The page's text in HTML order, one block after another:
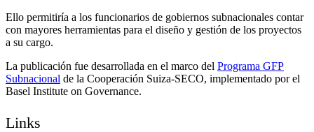
Ello permitiría a los funcionarios de gobiernos subnacionales contar
con mayores herramientas para el diseño y gestión de los proyectos
a su cargo.
La publicación fue desarrollada en el marco del Programa GFP
Subnacional de la Cooperación Suiza-SECO, implementado por el
Basel Institute on Governance.
Links